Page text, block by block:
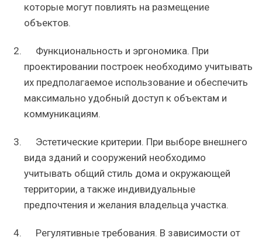
которые могут повлиять на размещение
объектов.
Функциональность и эргономика. При
проектировании построек необходимо учитывать
их предполагаемое использование и обеспечить
максимально удобный доступ к объектам и
коммуникациям.
Эстетические критерии. При выборе внешнего
вида зданий и сооружений необходимо
учитывать общий стиль дома и окружающей
территории, а также индивидуальные
предпочтения и желания владельца участка.
Регулятивные требования. В зависимости от